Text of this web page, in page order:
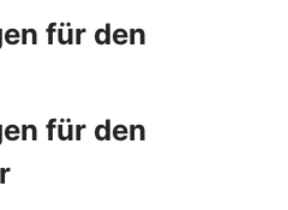
für den
für den